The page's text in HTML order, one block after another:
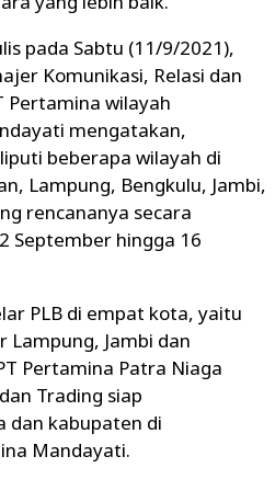
pada Sabtu (11/9/2021),
Komunikasi, Relasi dan
Pertamina wilayah
mengatakan,
beberapa wilayah di
Lampung, Bengkulu, Jambi,
rencananya secara
September hingga 16
PLB di empat kota, yaitu
Lampung, Jambi dan
Pertamina Patra Niaga
Trading siap
dan kabupaten di
Mandayati.